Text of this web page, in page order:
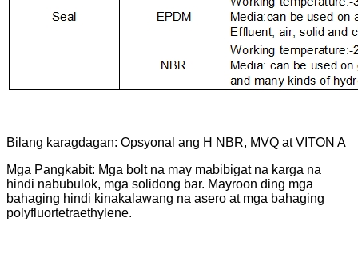
Bilang karagdagan: Opsyonal ang H NBR, MVQ at VITON A
Mga Pangkabit: Mga bolt na may mabibigat na karga na
hindi nabubulok, mga solidong bar. Mayroon ding mga
bahaging hindi kinakalawang na asero at mga bahaging
polyfluortetraethylene.